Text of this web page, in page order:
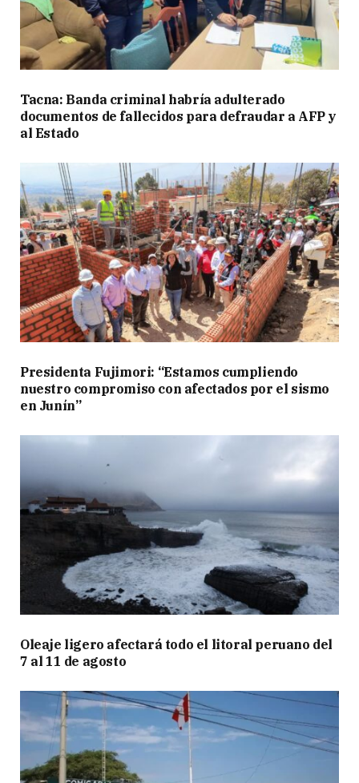
Tacna: Banda criminal habría adulterado
documentos de fallecidos para defraudar a AFP y
al Estado
Presidenta Fujimori: “Estamos cumpliendo
nuestro compromiso con afectados por el sismo
en Junín”
Oleaje ligero afectará todo el litoral peruano del
7 al 11 de agosto